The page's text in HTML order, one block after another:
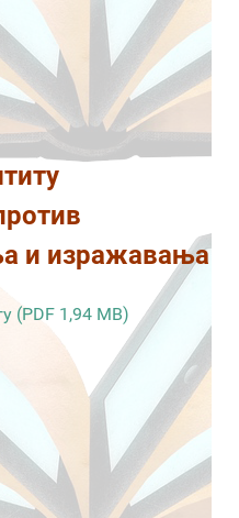
и изражавања
(PDF 1,94 MB)